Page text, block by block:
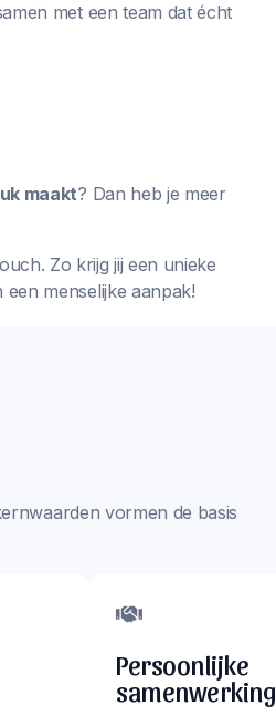
met een team dat écht
maakt? Dan heb je meer
Zo krijg jij een unieke
menselijke aanpak!
vormen de basis
Persoonlijke
samenwerking